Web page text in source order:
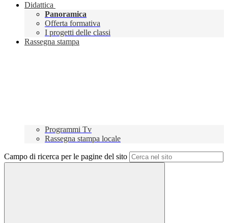
Didattica
Panoramica
Offerta formativa
I progetti delle classi
Rassegna stampa
Programmi Tv
Rassegna stampa locale
Campo di ricerca per le pagine del sito